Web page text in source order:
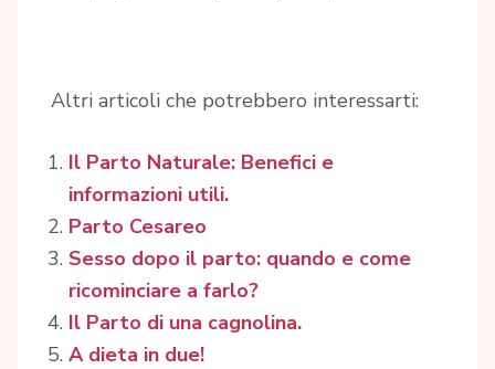
Altri articoli che potrebbero interessarti:
Il Parto Naturale: Benefici e
informazioni utili.
Parto Cesareo
Sesso dopo il parto: quando e come
ricominciare a farlo?
Il Parto di una cagnolina.
A dieta in due!